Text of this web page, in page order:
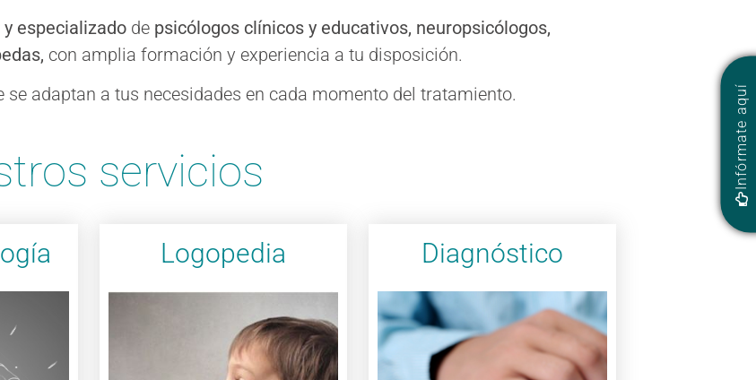
infantil
desarrollo emocional, conductual y
y desenvolverse con seguridad
Haz clic aquí
especializado de psicólogos clínicos y educativos, neuropsicólogos,
con amplia formación y experiencia a tu disposición.
se adaptan a tus necesidades en cada momento del tratamiento.
servicios
Logopedia
Quiero saber mas
Diagnóstico
Quiero saber mas
Infórmate aquí